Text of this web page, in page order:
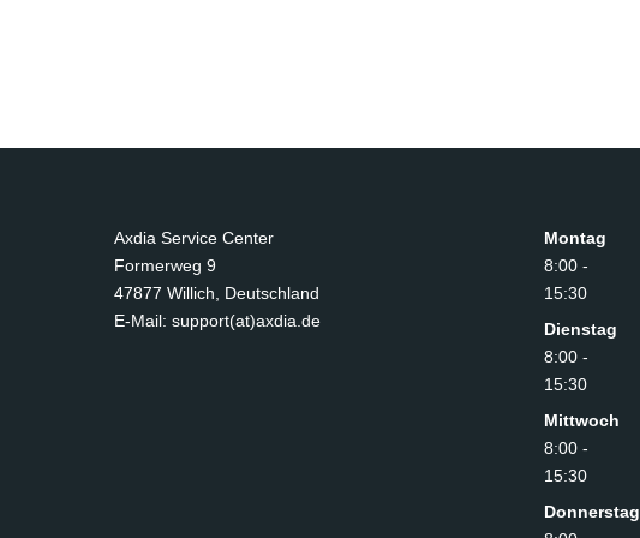
Axdia Service Center
Formerweg 9
47877 Willich
Deutschland
E-Mail: support(at)axdia.de
Montag
8:00 -
15:30
Dienstag
8:00 -
15:30
Mittwoch
8:00 -
15:30
Donnerstag